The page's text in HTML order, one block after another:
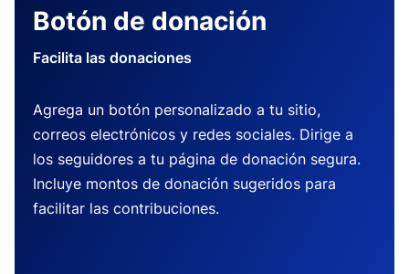
Botón de donación
Facilita las donaciones
Agrega un botón personalizado a tu sitio,
correos electrónicos y redes sociales. Dirige a
los seguidores a tu página de donación segura.
Incluye montos de donación sugeridos para
facilitar las contribuciones.